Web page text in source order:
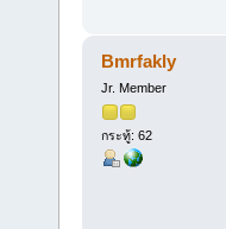
Bmrfakly
Jr. Member
กระทู้: 62